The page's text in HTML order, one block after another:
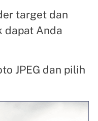
target dan
dapat Anda
JPEG dan pilih